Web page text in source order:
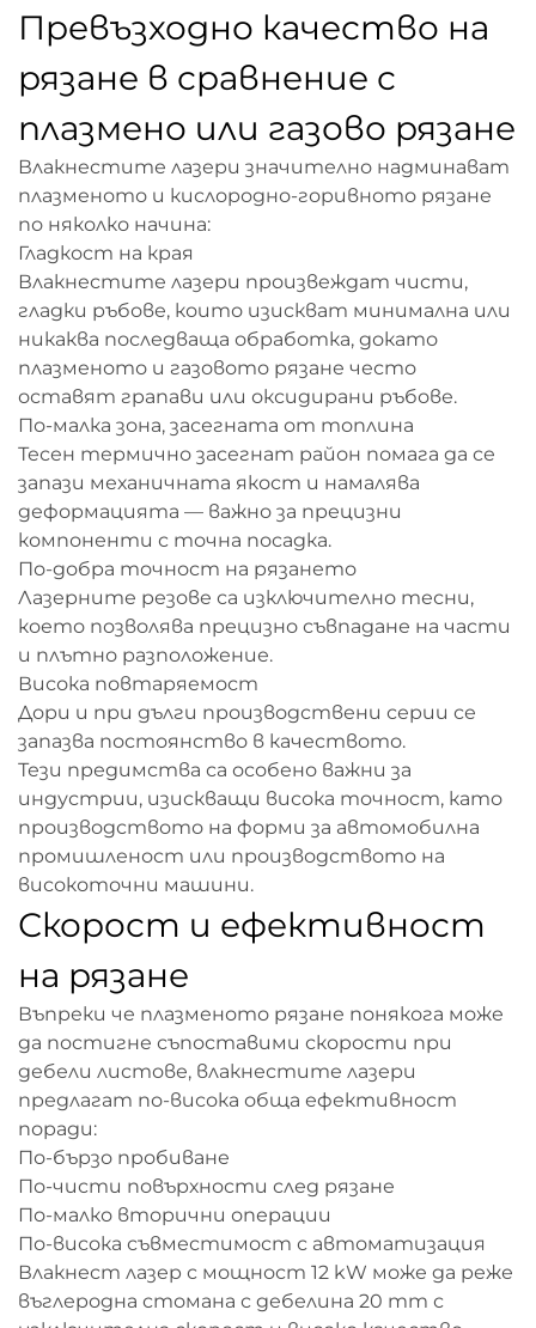
Превъзходно качество на
рязане в сравнение с
плазмено или газово рязане
Влакнестите лазери значително надминават
плазменото и кислородно-горивното рязане
по няколко начина:
Гладкост на края
Влакнестите лазери произвеждат чисти,
гладки ръбове, които изискват минимална или
никаква последваща обработка, докато
плазменото и газовото рязане често
оставят грапави или оксидирани ръбове.
По-малка зона, засегната от топлина
Тесен термично засегнат район помага да се
запази механичната якост и намалява
деформацията — важно за прецизни
компоненти с точна посадка.
По-добра точност на рязането
Лазерните резове са изключително тесни,
което позволява прецизно съвпадане на части
и плътно разположение.
Висока повтаряемост
Дори и при дълги производствени серии се
запазва постоянство в качеството.
Тези предимства са особено важни за
индустрии, изискващи висока точност, като
производството на форми за автомобилна
промишленост или производството на
високоточни машини.
Скорост и ефективност
на рязане
Въпреки че плазменото рязане понякога може
да постигне съпоставими скорости при
дебели листове, влакнестите лазери
предлагат по-висока обща ефективност
поради:
По-бързо пробиване
По-чисти повърхности след рязане
По-малко вторични операции
По-висока съвместимост с автоматизация
Влакнест лазер с мощност 12 kW може да реже
въглеродна стомана с дебелина 20 mm с